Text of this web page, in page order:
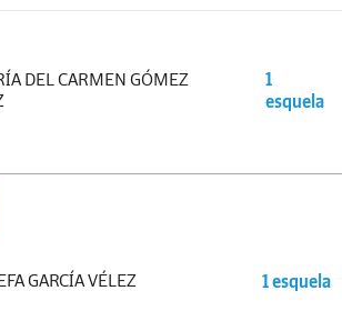
DEL CARMEN GÓMEZ
1
esquela
GARCÍA VÉLEZ 1 esquela